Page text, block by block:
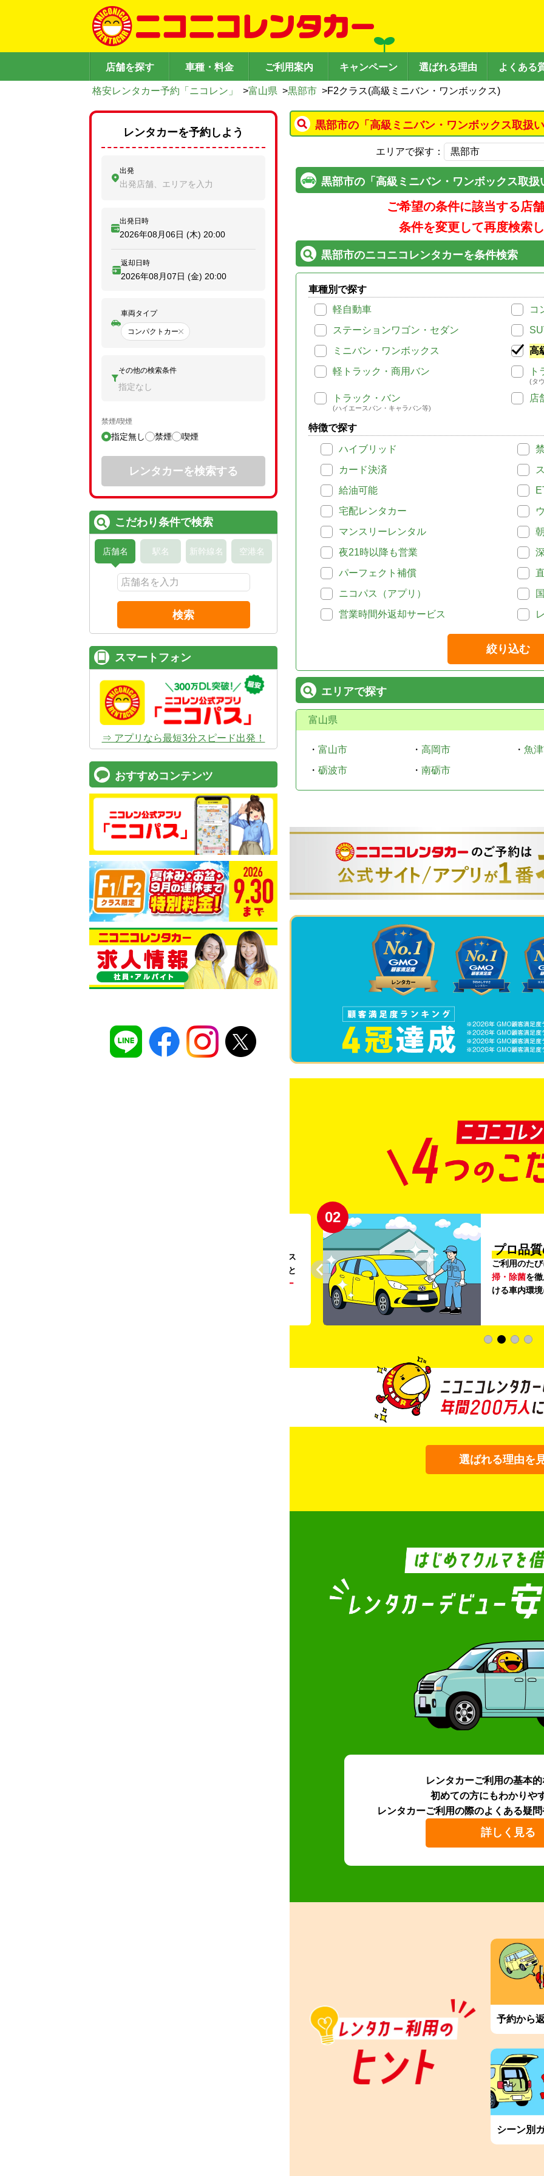
店舗を探す 車種・料金 ご利用案内 キャンペーン 選ばれる理由 よくある
格安レンタカー予約「ニコレン」 >富山県 >黒部市 >F2クラス(高級ミニバン・ワンボックス)
黒部市の「高級ミニバン・ワンボックス取扱
エリアで探す：
黒部市の「高級ミニバン・ワンボックス取
ご希望の条件に該当する店
条件を変更して再度検索
黒部市のニコニコレンタカーを条件検索
車種別で探す
軽自動車
コ
ステーションワゴン・セダン
ミニバン・ワンボックス
高
軽トラック・商用バン
ト
(タ
トラック・バン
(ハイエースバン・キャラバン等)
店
特徴で探す
ハイブリッド
カード決済
給油可能
宅配レンタカー
マンスリーレンタル
夜21時以降も営業
パーフェクト補償
ニコパス（アプリ）
営業時間外返却サービス
絞り込む
エリアで探す
富山県
・ 富山市 ・ 高岡市 ・ 魚
・ 砺波市 ・ 南砺市
。ガソリンス
タンドや整備工場の既存インフラを活用すること
リー
02
プロ品
ご利用のた
掃・除菌を
ける車内環
選ばれる理由を
レンタカーご利用の基本
初めての方にもわかりや
レンタカーご利用の際のよくある疑問
詳しく見る
予約から
シーン別
レンタカーを予約しよう
出発
出発店舗、エリアを入力
出発日時
2026年08月06日 (木) 20:00
返却日時
2026年08月07日 (金) 20:00
車両タイプ
コンパクトカー
その他の検索条件
指定なし
禁煙/喫煙
指定無し 禁煙 喫煙
レンタカーを検索する
こだわり条件で検索
店舗名 駅名 新幹線名 空港名
検索
スマートフォン
⇒ アプリなら最短3分スピード出発！
おすすめコンテンツ